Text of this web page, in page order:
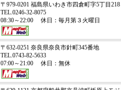
〒979-0201 福島県いわき市四倉町字5丁目
TEL.0246-32-8075
08:30～22:00 休日：毎月第３火曜日
〒632-0251 奈良県奈良市針町345番地
TEL.0743-82-5633
07:00～21:00 休日：無休